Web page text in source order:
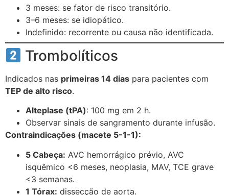
3 meses: se fator de risco transitório.
3–6 meses: se idiopático.
Indefinido: recorrente ou causa não identificada.
Trombolíticos
Indicados nas primeiras 14 dias para pacientes com
TEP de alto risco.
Alteplase (tPA): 100 mg em 2 h.
Observar sinais de sangramento durante infusão.
Contraindicações (macete 5-1-1):
5 Cabeça: AVC hemorrágico prévio, AVC
isquêmico <6 meses, neoplasia, MAV, TCE grave
<3 semanas.
1 Tórax: dissecção de aorta.